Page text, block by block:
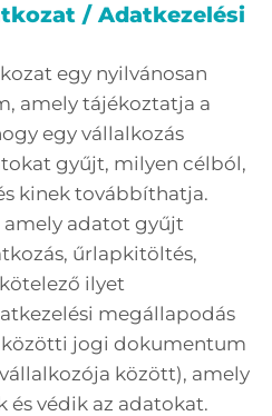
/ Adatkezelési
egy nyilvánosan
amely tájékoztatja a
egy vállalkozás
gyűjt, milyen célból,
kinek továbbíthatja.
adatot gyűjt
űrlapkitöltés,
ilyet
megállapodás
közötti jogi dokumentum
között), amely
és védik az adatokat.